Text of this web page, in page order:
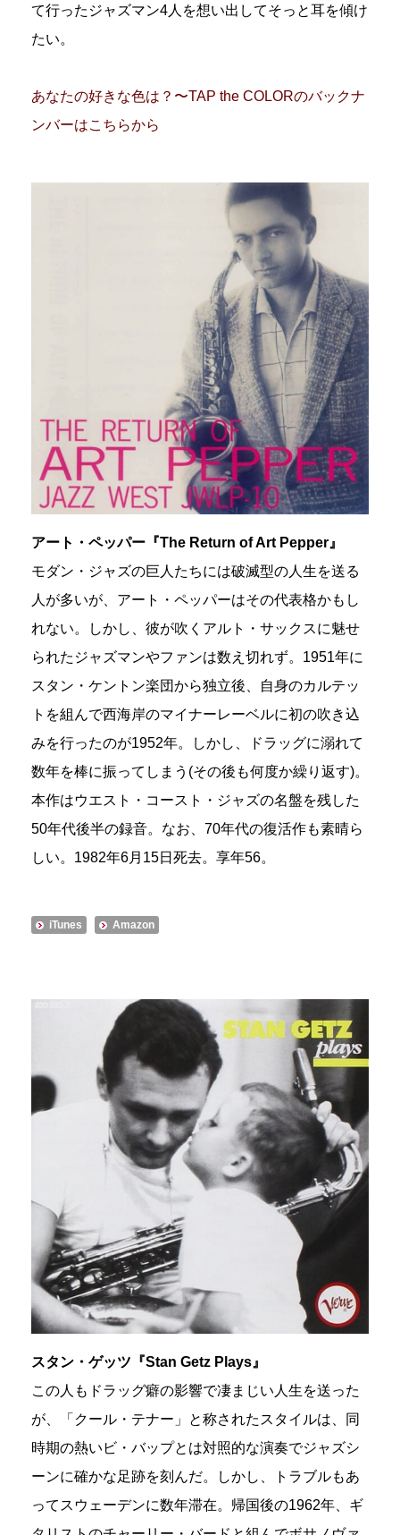
て行ったジャズマン4人を想い出してそっと耳を傾け
たい。
あなたの好きな色は？〜TAP the COLORのバックナ
ンバーはこちらから
アート・ペッパー『The Return of Art Pepper』
モダン・ジャズの巨人たちには破滅型の人生を送る
人が多いが、アート・ペッパーはその代表格かもし
れない。しかし、彼が吹くアルト・サックスに魅せ
られたジャズマンやファンは数え切れず。1951年に
スタン・ケントン楽団から独立後、自身のカルテッ
トを組んで西海岸のマイナーレーベルに初の吹き込
みを行ったのが1952年。しかし、ドラッグに溺れて
数年を棒に振ってしまう(その後も何度か繰り返す)。
本作はウエスト・コースト・ジャズの名盤を残した
50年代後半の録音。なお、70年代の復活作も素晴ら
しい。1982年6月15日死去。享年56。
iTunes Amazon
スタン・ゲッツ『Stan Getz Plays』
この人もドラッグ癖の影響で凄まじい人生を送った
が、「クール・テナー」と称されたスタイルは、同
時期の熱いビ・バップとは対照的な演奏でジャズシ
ーンに確かな足跡を刻んだ。しかし、トラブルもあ
ってスウェーデンに数年滞在。帰国後の1962年、ギ